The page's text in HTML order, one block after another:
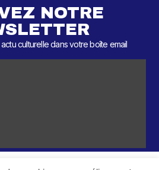
NOTRE
culturelle dans votre boîte email